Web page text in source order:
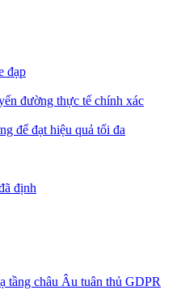
đạp
đường thực tế chính xác
để đạt hiệu quả tối đa
định
tầng châu Âu tuân thủ GDPR